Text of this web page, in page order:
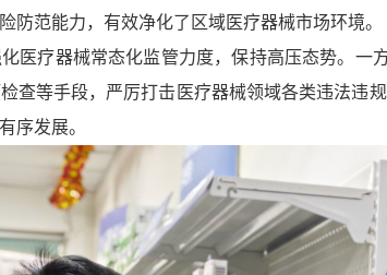
防范能力，有效净化了区域医疗器械市场环境。
医疗器械常态化监管力度，保持高压态势。一
查等手段，严厉打击医疗器械领域各类违法违
序发展。